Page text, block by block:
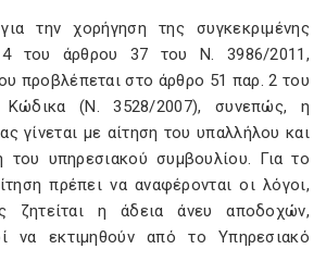
την χορήγηση της συγκεκριμένης
του άρθρου 37 του Ν. 3986/2011,
προβλέπεται στο άρθρο 51 παρ. 2 του
Κώδικα (Ν. 3528/2007), συνεπώς, η
γίνεται με αίτηση του υπαλλήλου και
υπηρεσιακού συμβουλίου. Για το
πρέπει να αναφέρονται οι λόγοι,
ζητείται η άδεια άνευ αποδοχών,
να εκτιμηθούν από το Υπηρεσιακό